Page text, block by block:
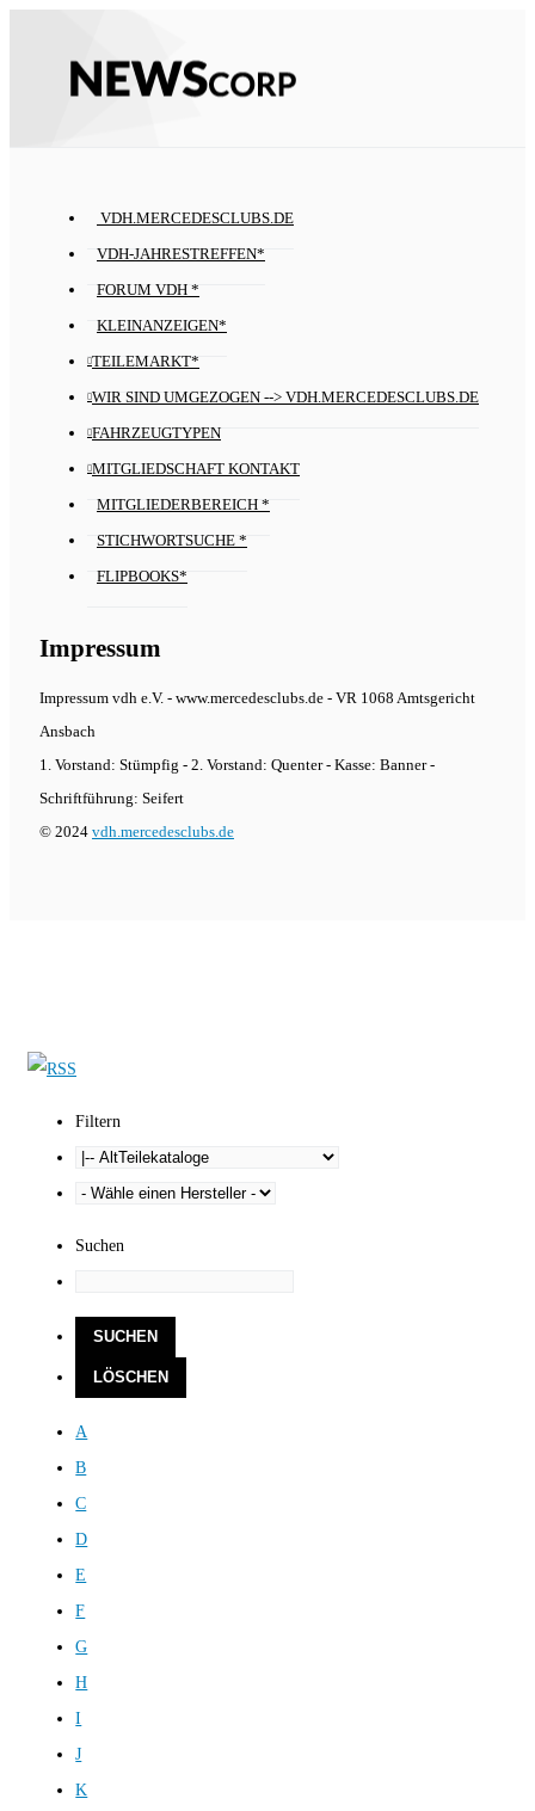
VDH.MERCEDESCLUBS.DE
VDH-JAHRESTREFFEN*
FORUM VDH *
KLEINANZEIGEN*
TEILEMARKT*
WIR SIND UMGEZOGEN --> VDH.MERCEDESCLUBS.DE
FAHRZEUGTYPEN
MITGLIEDSCHAFT KONTAKT
MITGLIEDERBEREICH *
STICHWORTSUCHE *
FLIPBOOKS*
Impressum
Impressum vdh e.V. - www.mercedesclubs.de - VR 1068 Amtsgericht
Ansbach
1. Vorstand: Stümpfig - 2. Vorstand: Quenter - Kasse: Banner -
Schriftführung: Seifert
© 2024 vdh.mercedesclubs.de
Filtern
Suchen
A
B
C
D
E
F
G
H
I
J
K